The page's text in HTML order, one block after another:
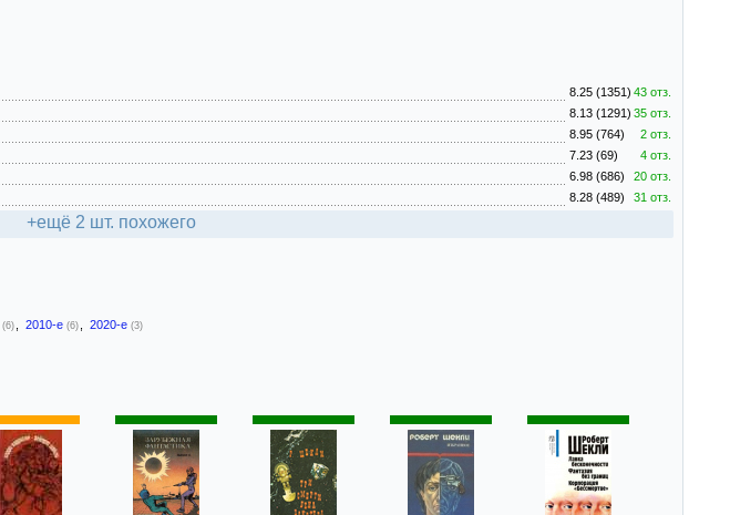
8.25 (1351) 43 отз.
8.13 (1291) 35 отз.
8.95 (764)
2 отз.
7.23 (69)
4 отз.
6.98 (686)
20 отз.
8.28 (489) 31 отз.
+ещё 2 шт. похожего
(6) 2010-е (6) 2020-е (3)